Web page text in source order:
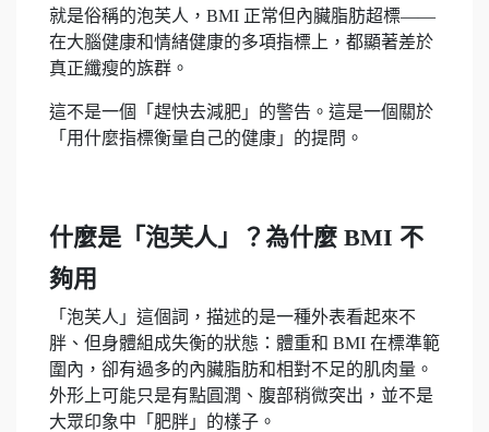
就是俗稱的泡芙人，BMI 正常但內臟脂肪超標——
在大腦健康和情緒健康的多項指標上，都顯著差於
真正纖瘦的族群。
這不是一個「趕快去減肥」的警告。這是一個關於
「用什麼指標衡量自己的健康」的提問。
什麼是「泡芙人」？為什麼 BMI 不
夠用
「泡芙人」這個詞，描述的是一種外表看起來不
胖、但身體組成失衡的狀態：體重和 BMI 在標準範
圍內，卻有過多的內臟脂肪和相對不足的肌肉量。
外形上可能只是有點圓潤、腹部稍微突出，並不是
大眾印象中「肥胖」的樣子。